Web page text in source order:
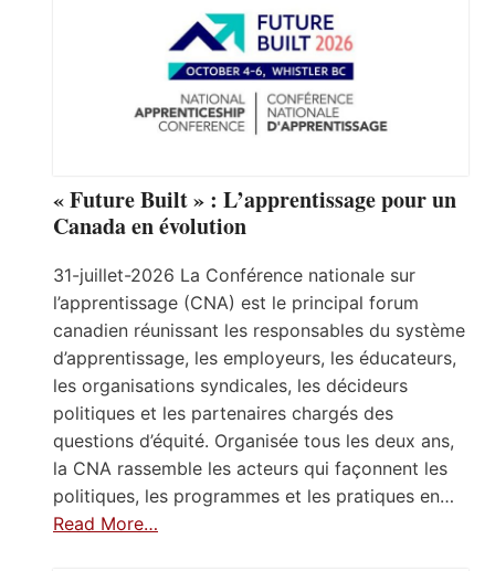
« Future Built » : L’apprentissage pour un
Canada en évolution
31-juillet-2026 La Conférence nationale sur
l’apprentissage (CNA) est le principal forum
canadien réunissant les responsables du système
d’apprentissage, les employeurs, les éducateurs,
les organisations syndicales, les décideurs
politiques et les partenaires chargés des
questions d’équité. Organisée tous les deux ans,
la CNA rassemble les acteurs qui façonnent les
politiques, les programmes et les pratiques en…
Read More…